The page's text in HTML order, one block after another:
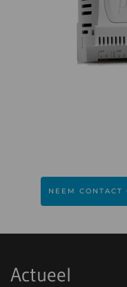
NEEM CONTACT
Actueel